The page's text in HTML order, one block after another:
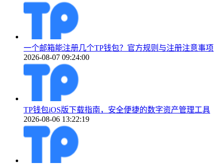
一个邮箱能注册几个TP钱包？官方规则与注册注意事项
2026-08-07 09:24:00
TP钱包iOS版下载指南，安全便捷的数字资产管理工具
2026-08-06 13:22:19